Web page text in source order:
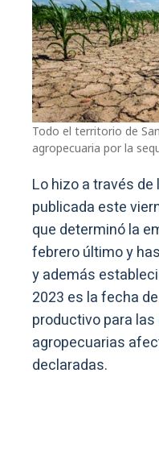
Todo el territorio de
agropecuaria por la
Lo hizo a través de
publicada este
que determinó la
febrero último y
y además
2023 es la fecha
productivo para
agropecuarias
declaradas.